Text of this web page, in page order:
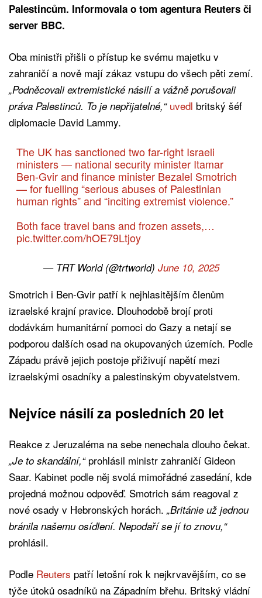
Palestincům. Informovala o tom agentura Reuters či
server BBC.
Oba ministři přišli o přístup ke svému majetku v
zahraničí a nově mají zákaz vstupu do všech pěti zemí.
„Podněcovali extremistické násilí a vážně porušovali
práva Palestinců. To je nepřijatelné,“ uvedl britský šéf
diplomacie David Lammy.
The UK has sanctioned two far-right Israeli
ministers — national security minister Itamar
Ben-Gvir and finance minister Bezalel Smotrich
— for fuelling “serious abuses of Palestinian
human rights” and “inciting extremist violence.”
Both face travel bans and frozen assets,…
pic.twitter.com/hOE79Ltjoy
— TRT World (@trtworld) June 10, 2025
Smotrich i Ben-Gvir patří k nejhlasitějším členům
izraelské krajní pravice. Dlouhodobě brojí proti
dodávkám humanitární pomoci do Gazy a netají se
podporou dalších osad na okupovaných územích. Podle
Západu právě jejich postoje přiživují napětí mezi
izraelskými osadníky a palestinským obyvatelstvem.
Nejvíce násilí za posledních 20 let
Reakce z Jeruzaléma na sebe nenechala dlouho čekat.
„Je to skandální,“prohlásil ministr zahraničí Gideon
Saar. Kabinet podle něj svolá mimořádné zasedání, kde
projedná možnou odpověď. Smotrich sám reagoval z
nové osady v Hebronských horách. „Británie už jednou
bránila našemu osídlení. Nepodaří se jí to znovu,“
prohlásil.
Podle Reuters patří letošní rok k nejkrvavějším, co se
týče útoků osadníků na Západním břehu. Britský vládní